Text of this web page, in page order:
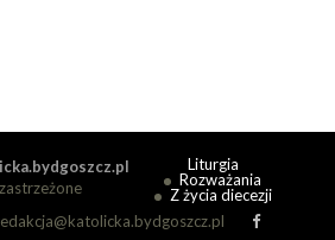
Liturgia
Rozważania
Z życia diecezji